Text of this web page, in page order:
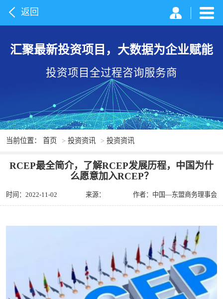
返回
汇聚最新投资项目，大数据为企业赋能
投资项目全过程咨询服务商
当前位置： 首页 > 投资资讯 > 投资资讯
RCEP最全简介，了解RCEP发展历程，中国为什
么愿意加入RCEP？
时间：2022-11-02 来源： 作者：中国—东盟商务理事会